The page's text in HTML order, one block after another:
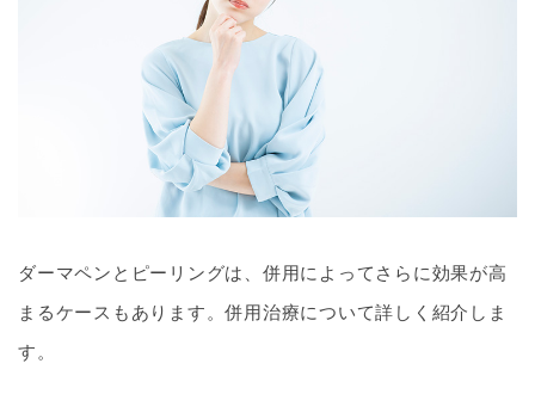
ダーマペンとピーリングは、併用によってさらに効果が高
まるケースもあります。併用治療について詳しく紹介しま
す。